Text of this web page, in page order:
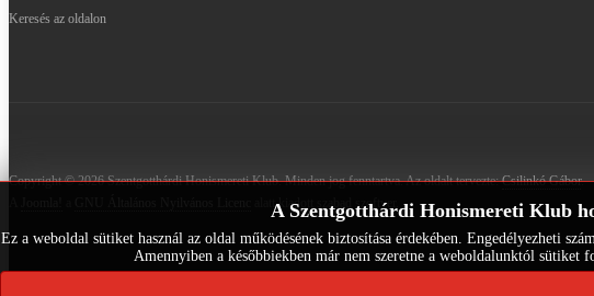
A Szentgotthárdi Honismereti Klub
Ez a weboldal sütiket használ az oldal működésének biztosítása érdekében. Engedélyezheti
Amennyiben a későbbiekben már nem szeretne a weboldalunktól
Keresés az oldalon
Copyright © 2026 Szentgotthárdi Honismereti Klub. Minden jog fenntartva. Az oldalt tervezte:Csilinkó Gábor.
alatt kiadott szabad szoftver.